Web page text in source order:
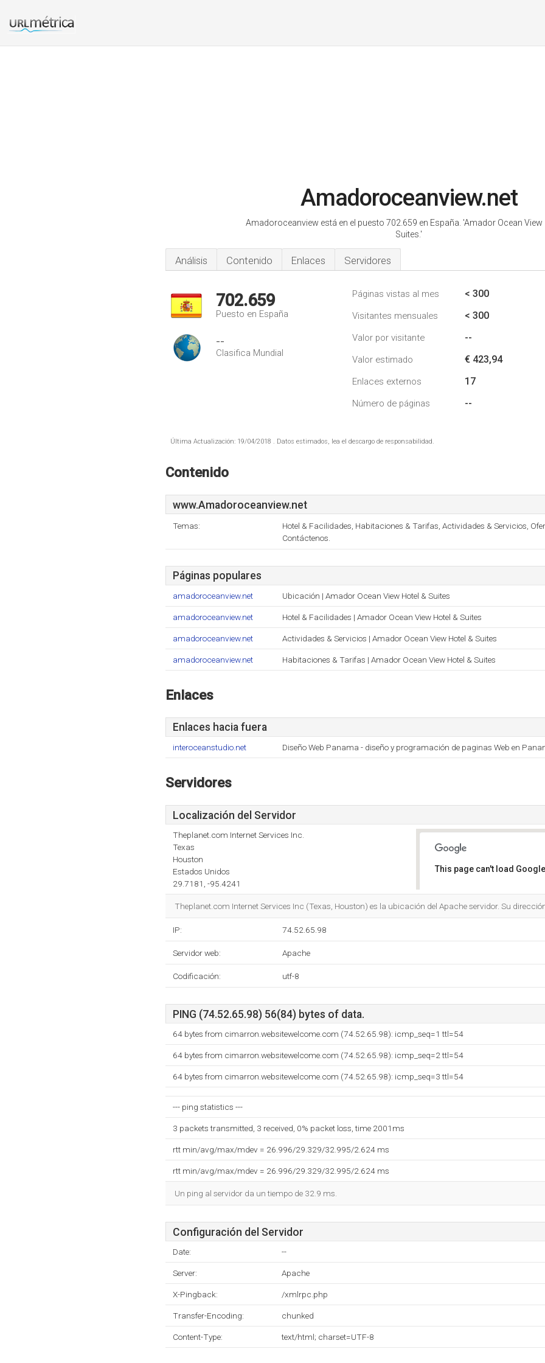
Amadoroceanview.net
Amadoroceanview está en el puesto 702.659 en España. 'Amador Ocean View
Suites.'
Análisis Contenido Enlaces Servidores
702.659
Puesto en España
--
Clasifica Mundial
Páginas vistas al mes < 300
Visitantes mensuales < 300
Valor por visitante --
Valor estimado € 423,94
Enlaces externos 17
Número de páginas --
Última Actualización: 19/04/2018 . Datos estimados, lea el descargo de responsabilidad.
Contenido
www.Amadoroceanview.net
Temas:
Hotel & Facilidades, Habitaciones & Tarifas, Actividades & Servicios,
Contáctenos.
Páginas populares
amadoroceanview.net Ubicación | Amador Ocean View Hotel & Suites
amadoroceanview.net Hotel & Facilidades | Amador Ocean View Hotel & Suites
amadoroceanview.net Actividades & Servicios | Amador Ocean View Hotel & Suites
amadoroceanview.net Habitaciones & Tarifas | Amador Ocean View Hotel & Suites
Enlaces
Enlaces hacia fuera
interoceanstudio.net Diseño Web Panama - diseño y programación de paginas Web en
Servidores
Localización del Servidor
Theplanet.com Internet Services Inc.
Texas
Houston
Estados Unidos
29.7181, -95.4241
This page can't load
Theplanet.com Internet Services Inc (Texas, Houston) es la ubicación del Apache servidor. Su
IP: 74.52.65.98
Servidor web: Apache
Codificación: utf-8
PING (74.52.65.98) 56(84) bytes of data.
64 bytes from cimarron.websitewelcome.com (74.52.65.98): icmp_seq=1 ttl=54
64 bytes from cimarron.websitewelcome.com (74.52.65.98): icmp_seq=2 ttl=54
64 bytes from cimarron.websitewelcome.com (74.52.65.98): icmp_seq=3 ttl=54
--- ping statistics ---
3 packets transmitted, 3 received, 0% packet loss, time 2001ms
rtt min/avg/max/mdev = 26.996/29.329/32.995/2.624 ms
rtt min/avg/max/mdev = 26.996/29.329/32.995/2.624 ms
Un ping al servidor da un tiempo de 32.9 ms.
Configuración del Servidor
Date: --
Server: Apache
X-Pingback: /xmlrpc.php
Transfer-Encoding: chunked
Content-Type: text/html; charset=UTF-8